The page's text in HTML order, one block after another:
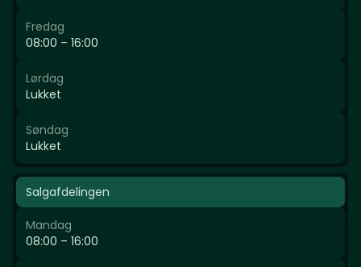
Fredag
08:00 – 16:00
Lørdag
Lukket
Søndag
Lukket
Salgafdelingen
Mandag
08:00 – 16:00